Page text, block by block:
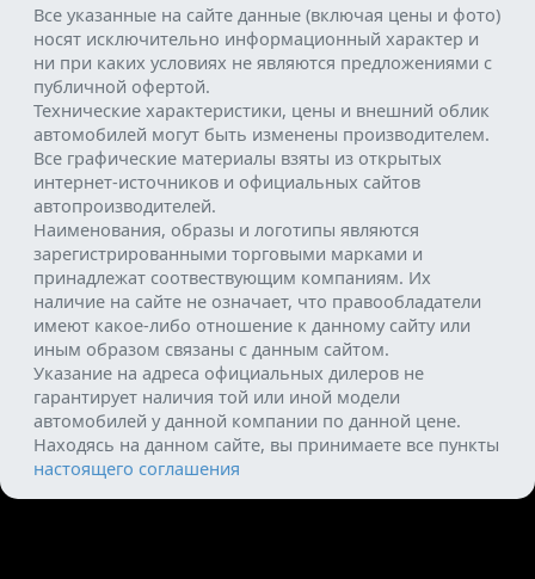
Все указанные на сайте данные (включая цены и фото)
носят исключительно информационный характер и
ни при каких условиях не являются предложениями с
публичной офертой.
Технические характеристики, цены и внешний облик
автомобилей могут быть изменены производителем.
Все графические материалы взяты из открытых
интернет-источников и официальных сайтов
автопроизводителей.
Наименования, образы и логотипы являются
зарегистрированными торговыми марками и
принадлежат соотвествующим компаниям. Их
наличие на сайте не означает, что правообладатели
имеют какое-либо отношение к данному сайту или
иным образом связаны с данным сайтом.
Указание на адреса официальных дилеров не
гарантирует наличия той или иной модели
автомобилей у данной компании по данной цене.
Находясь на данном сайте, вы принимаете все пункты
настоящего соглашения